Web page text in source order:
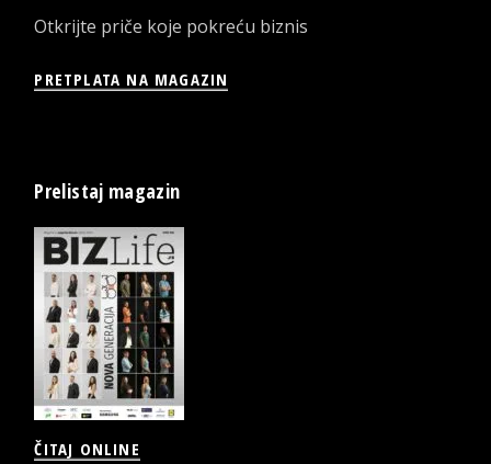
Otkrijte priče koje pokreću biznis
PRETPLATA NA MAGAZIN
Prelistaj magazin
ČITAJ ONLINE